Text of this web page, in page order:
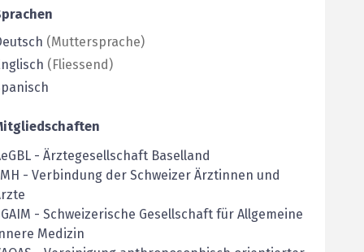
(Muttersprache)
(Fliessend)
- Ärztegesellschaft Baselland
- Verbindung der Schweizer Ärztinnen und
- Schweizerische Gesellschaft für Allgemeine
Medizin